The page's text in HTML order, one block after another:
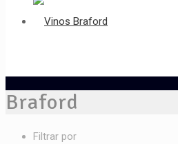
Braford
Filtrar por